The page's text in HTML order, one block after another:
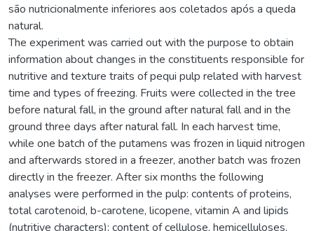
são nutricionalmente inferiores aos coletados após a queda
natural.
The experiment was carried out with the purpose to obtain
information about changes in the constituents responsible for
nutritive and texture traits of pequi pulp related with harvest
time and types of freezing. Fruits were collected in the tree
before natural fall, in the ground after natural fall and in the
ground three days after natural fall. In each harvest time,
while one batch of the putamens was frozen in liquid nitrogen
and afterwards stored in a freezer, another batch was frozen
directly in the freezer. After six months the following
analyses were performed in the pulp: contents of proteins,
total carotenoid, b-carotene, licopene, vitamin A and lipids
(nutritive characters); content of cellulose, hemicelluloses,